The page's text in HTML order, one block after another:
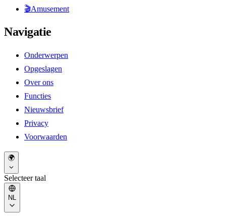
🎬Amusement
Navigatie
Onderwerpen
Opgeslagen
Over ons
Functies
Nieuwsbrief
Privacy
Voorwaarden
🌍
Selecteer taal
NL